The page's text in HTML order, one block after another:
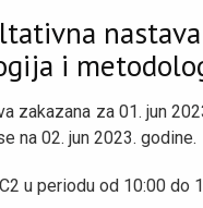
i
zakazana za 01. jun
na 02. jun 2023. godine.
u periodu od 10:00 do